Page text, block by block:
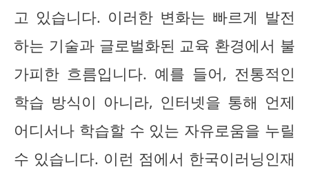
고 있습니다. 이러한 변화는 빠르게 발전
하는 기술과 글로벌화된 교육 환경에서 불
가피한 흐름입니다. 예를 들어, 전통적인
학습 방식이 아니라, 인터넷을 통해 언제
어디서나 학습할 수 있는 자유로움을 누릴
수 있습니다. 이런 점에서 한국이러닝인재